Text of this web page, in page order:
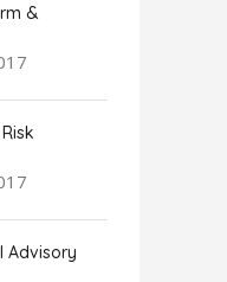
&
Advisory